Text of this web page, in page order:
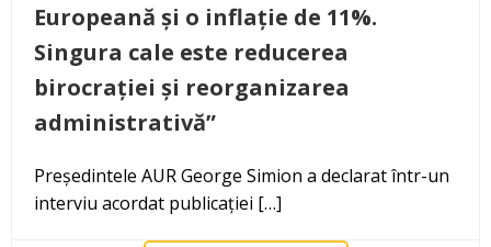
Europeană și o inflație de 11%.
Singura cale este reducerea
birocrației și reorganizarea
administrativă”
Președintele AUR George Simion a declarat într-un
interviu acordat publicației […]